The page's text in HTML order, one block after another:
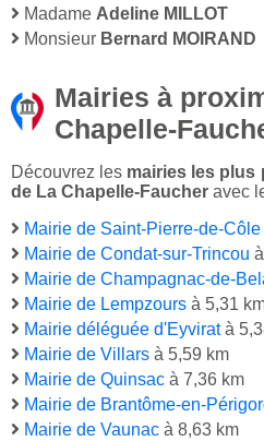
Madame Adeline MILLOT
Monsieur Bernard MOIRAND
Mairies à
Chapelle-
Découvrez les mairies les plus
de La Chapelle-Faucher avec
Mairie de Saint-Pierre-de-Côle
Mairie de Condat-sur-Trincou
Mairie de Champagnac-de-
Mairie de Lempzours à 5,31
Mairie déléguée d'Eyviratà
Mairie de Villars à 5,59 km
Mairie de Quinsac à 7,36 km
Mairie de Brantôme-en-
Mairie de Vaunac à 8,63 km